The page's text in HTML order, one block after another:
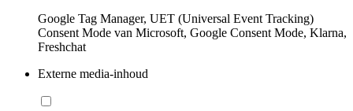
Google Tag Manager, UET (Universal Event Tracking)
Consent Mode van Microsoft, Google Consent Mode, Klarna,
Freshchat
Externe media-inhoud